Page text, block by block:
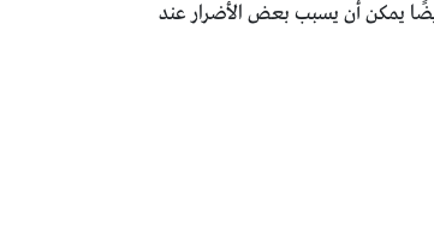
أيضًا يمكن أن يسبب بعض الأضرار عند